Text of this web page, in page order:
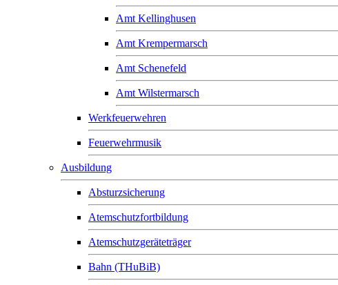
Amt Kellinghusen
Amt Krempermarsch
Amt Schenefeld
Amt Wilstermarsch
Werkfeuerwehren
Feuerwehrmusik
Ausbildung
Absturzsicherung
Atemschutzfortbildung
Atemschutzgeräteträger
Bahn (THuBiB)